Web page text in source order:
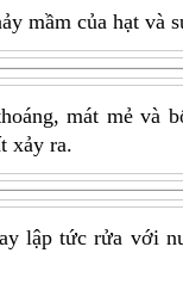
mầm của hạt và
mát mẻ và
xảy ra.
lập tức rửa với